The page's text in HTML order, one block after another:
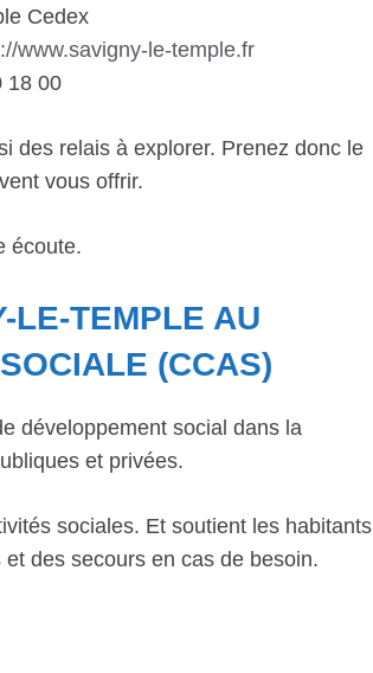
Cedex
www.savigny-le-temple.fr
18 00
des relais à explorer. Prenez donc le
vous offrir.
écoute.
LE-TEMPLE AU
(CCAS)
développement social dans la
et privées.
sociales. Et soutient les habitants
des secours en cas de besoin.